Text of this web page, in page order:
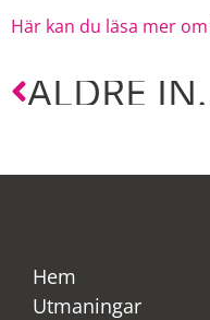
Här kan du läsa mer
Hem
Utmaningar